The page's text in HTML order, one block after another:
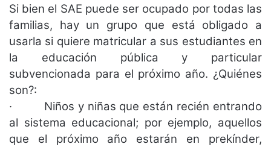
Si bien el SAE puede ser ocupado por todas las
familias, hay un grupo que está obligado a
usarla si quiere matricular a sus estudiantes en
la educación pública y particular
subvencionada para el próximo año. ¿Quiénes
son?:
· Niños y niñas que están recién entrando
al sistema educacional; por ejemplo, aquellos
que el próximo año estarán en prekínder,